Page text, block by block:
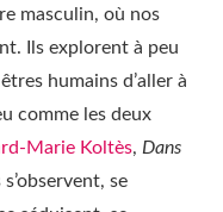
masculin, où nos
Ils explorent à peu
humains d’aller à
comme les deux
Marie Koltès, Dans
s’observent, se